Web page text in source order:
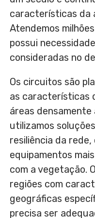
características da
Atendemos
possui
consideradas no
Os circuitos são
as características
áreas densamente
utilizamos
resiliência da rede,
equipamentos
com a vegetação.
regiões com
geográficas
precisa ser